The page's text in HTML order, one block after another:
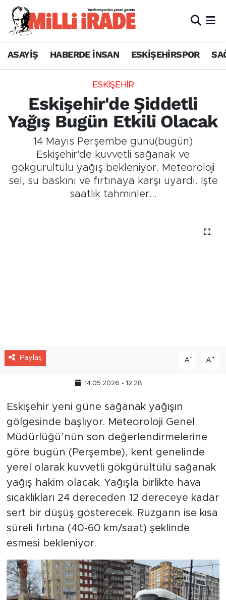
ASAYİŞ HABERDE İNSAN ESKİŞEHİRSPOR
ESKİŞEHİR
Eskişehir'de Şiddetli
Yağış Bugün Etkili Olacak
14 Mayıs Perşembe günü(bugün)
Eskişehir'de kuvvetli sağanak ve
gökgürültülü yağış bekleniyor. Meteoroloji
sel, su baskını ve fırtınaya karşı uyardı. İşte
saatlik tahminler...
Paylaş
Eskişehir yeni güne sağanak yağışın
gölgesinde başlıyor. Meteoroloji Genel
Müdürlüğü’nün son değerlendirmelerine
göre bugün (Perşembe), kent genelinde
yerel olarak kuvvetli gökgürültülü sağanak
yağış hakim olacak. Yağışla birlikte hava
sıcaklıkları 24 dereceden 12 dereceye kadar
sert bir düşüş gösterecek. Rüzgarın ise kısa
süreli fırtına (40-60 km/saat) şeklinde
esmesi bekleniyor.